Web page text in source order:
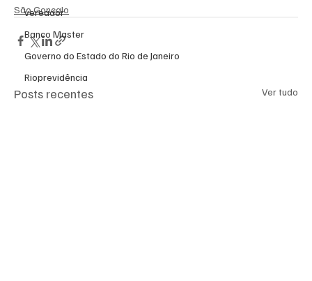
vereador
Banco Master
Governo do Estado do Rio de Janeiro
Rioprevidência
São Gonçalo
Posts recentes Ver tudo